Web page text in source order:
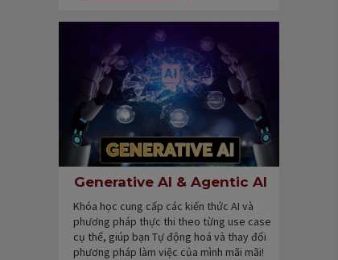
Khóa học cung cấp các kiến thức AI và
phương pháp thực thi theo từng use case
cụ thể, giúp bạn Tự động hoá và thay đổi
phương pháp làm việc của mình mãi mãi!
Generative AI & Agentic AI